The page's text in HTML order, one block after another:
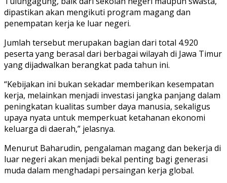
dipastikan akan mengikuti program magang dan
penempatan kerja ke luar negeri.
Jumlah tersebut merupakan bagian dari total 4.920
peserta yang berasal dari berbagai wilayah di Jawa Timur
yang dijadwalkan berangkat pada tahun ini.
“Kebijakan ini bukan sekadar memberikan kesempatan
kerja, melainkan menjadi investasi jangka panjang dalam
peningkatan kualitas sumber daya manusia, sekaligus
upaya nyata untuk memperkuat ketahanan ekonomi
keluarga di daerah,” jelasnya.
Menurut Baharudin, pengalaman magang dan bekerja di
luar negeri akan menjadi bekal penting bagi generasi
muda dalam menghadapi persaingan kerja global.